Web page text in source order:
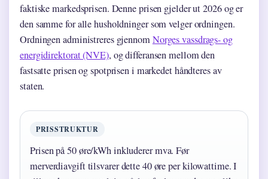
faktiske markedsprisen. Denne prisen gjelder ut 2026 og er
den samme for alle husholdninger som velger ordningen.
Ordningen administreres gjennomNorges vassdrags- og
energidirektorat (NVE), og differansen mellom den
fastsatte prisen og spotprisen i markedet håndteres av
staten.
PRISSTRUKTUR
Prisen på 50 øre/kWh inkluderer mva. Før
merverdiavgift tilsvarer dette 40 øre per kilowattime. I